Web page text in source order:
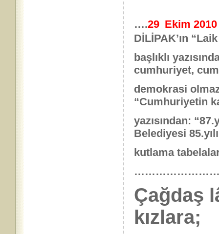
….29 Ekim
DİLİPAK’ın
başlıklı
cumhuriyet,
demokrasi
“Cumhuriyetin
yazısından:
Belediyesi 85.yılı
kutlama
Çağdaş
kızlara;